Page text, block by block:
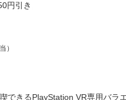
円引き
）
できるPlayStation VR専用バラ